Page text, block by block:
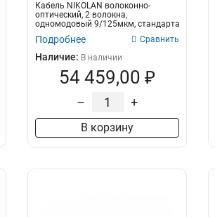
Кабель NIKOLAN волоконно-
оптический, 2 волокна,
одномодовый 9/125мкм, стандарта
G.652.D & G...
Подробнее Сравнить
Наличие: В наличии
54 459,00 ₽
– +
В корзину